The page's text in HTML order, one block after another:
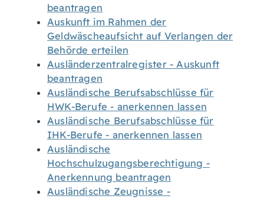
beantragen
Auskunft im Rahmen der
Geldwäscheaufsicht auf Verlangen der
Behörde erteilen
Ausländerzentralregister - Auskunft
beantragen
Ausländische Berufsabschlüsse für
HWK-Berufe - anerkennen lassen
Ausländische Berufsabschlüsse für
IHK-Berufe - anerkennen lassen
Ausländische
Hochschulzugangsberechtigung -
Anerkennung beantragen
Ausländische Zeugnisse -